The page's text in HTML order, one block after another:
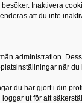
Inaktivera
att du inte
administration.
när du
du har gjort i din
ut för att